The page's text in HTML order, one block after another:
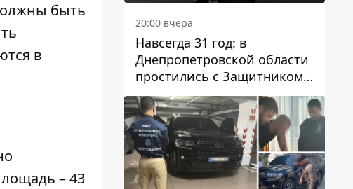
быть
в
– 43
20:00 вчера
Навсегда 31 год: в
Днепропетровской области
простились с Защитником
Александром Репиным